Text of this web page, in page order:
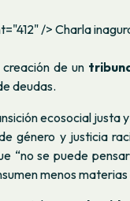
/> Charla
de un
deudas.
ecosocial justa
género y justicia
“no se puede
menos